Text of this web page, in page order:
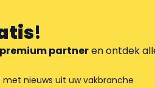
!
premium partneren ontdek
met nieuws uit uw vakbranche